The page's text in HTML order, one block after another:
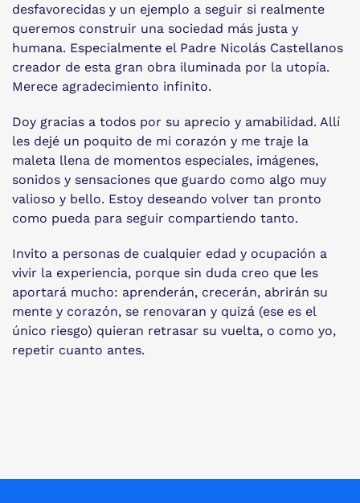
desfavorecidas y un ejemplo a seguir si realmente
queremos construir una sociedad más justa y
humana. Especialmente el Padre Nicolás Castellanos
creador de esta gran obra iluminada por la utopía.
Merece agradecimiento infinito.
Doy gracias a todos por su aprecio y amabilidad. Allí
les dejé un poquito de mi corazón y me traje la
maleta llena de momentos especiales, imágenes,
sonidos y sensaciones que guardo como algo muy
valioso y bello. Estoy deseando volver tan pronto
como pueda para seguir compartiendo tanto.
Invito a personas de cualquier edad y ocupación a
vivir la experiencia, porque sin duda creo que les
aportará mucho: aprenderán, crecerán, abrirán su
mente y corazón, se renovaran y quizá (ese es el
único riesgo) quieran retrasar su vuelta, o como yo,
repetir cuanto antes.